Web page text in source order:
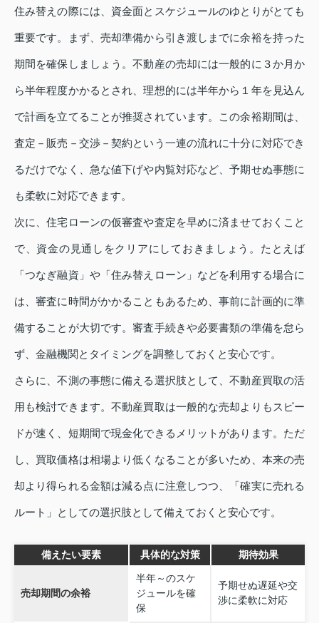
住み替えの際には、資金面とスケジュールのゆとりがとても
重要です。まず、売却準備から引き渡しまでに余裕を持った
期間を確保しましょう。不動産の売却には一般的に３か月か
ら半年程度かかるとされ、理想的には半年から１年を見込ん
で計画を立てることが推奨されています。この余裕期間は、
査定－販売－交渉－契約という一連の流れに十分に対応でき
るだけでなく、急な値下げや内覧対応など、予期せぬ事態に
も柔軟に対応できます。
次に、住宅ローンの仮審査や査定を早めに済ませておくこと
で、資金の見通しをクリアにしておきましょう。たとえば
「つなぎ融資」や「住み替えローン」などを利用する場合に
は、審査に時間がかかることもあるため、事前に計画的に準
備することが大切です。審査手続きや必要書類の準備を怠ら
ず、金融機関とタイミングを調整しておくと安心です。
さらに、不測の事態に備える選択肢として、不動産買取の活
用も検討できます。不動産買取は一般的な売却よりもスピー
ドが速く、短期間で現金化できるメリットがあります。ただ
し、買取価格は相場より低くなることが多いため、本来の売
却より得られる金額は減る点に注意しつつ、「確実に売れる
ルート」としての選択肢として備えておくと安心です。
備えたい要素 具体的な対策 期待効果
売却期間の余裕
半年～のスケ
ジュールを確
保
予期せぬ遅延や交
渉に柔軟に対応